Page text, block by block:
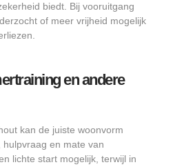
biedt. Bij vooruitgang
of meer vrijheid mogelijk
en andere
kan de juiste woonvorm
en mate van
lichte start mogelijk, terwijl in